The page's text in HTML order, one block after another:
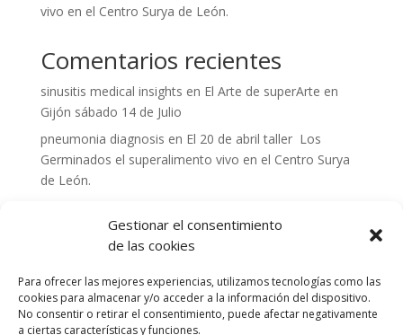
Gestionar el consentimiento
de las cookies
Para ofrecer las mejores experiencias, utilizamos tecnologías como las
cookies para almacenar y/o acceder a la información del dispositivo.
No consentir o retirar el consentimiento, puede afectar negativamente
a ciertas características y funciones.
vivo en el Centro Surya de León.
Comentarios recientes
sinusitis medical insights en El Arte de superArte en
Gijón sábado 14 de Julio
pneumonia diagnosis en El 20 de abril taller Los
Germinados el superalimento vivo en el Centro Surya
de León.
Germinados el superalimento vivo en el Centro Surya
amoxicillin and alcohol interactionsenLos Germinados
El superalimento en El Colmado Santander 29 de
Septiembre y 3 de Octubre